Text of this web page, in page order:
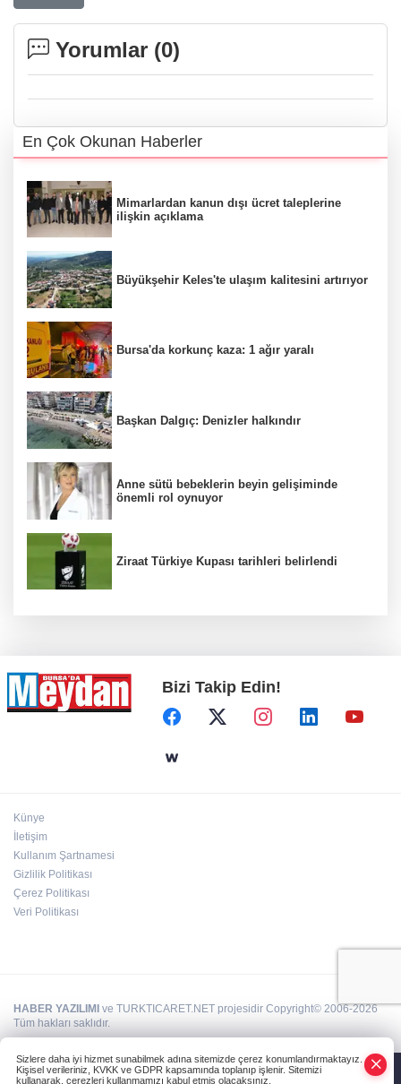
Yorumlar (0)
En Çok Okunan Haberler
Mimarlardan kanun dışı ücret taleplerine
ilişkin açıklama
Büyükşehir Keles'te ulaşım kalitesini artırıyor
Bursa'da korkunç kaza: 1 ağır yaralı
Başkan Dalgıç: Denizler halkındır
Anne sütü bebeklerin beyin gelişiminde
önemli rol oynuyor
Ziraat Türkiye Kupası tarihleri belirlendi
Bizi Takip Edin!
Künye
İletişim
Kullanım Şartnamesi
Gizlilik Politikası
Çerez Politikası
Veri Politikası
HABER YAZILIMI ve TURKTICARET.NET projesidir Copyright© 2006-2026
Tüm hakları saklıdır.
Sizlere daha iyi hizmet sunabilmek adına sitemizde çerez konumlandırmaktayız.
Kişisel verileriniz, KVKK ve GDPR kapsamında toplanıp işlenir. Sitemizi
kullanarak, çerezleri kullanmamızı kabul etmiş olacaksınız.